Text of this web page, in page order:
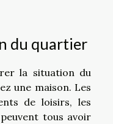
du quartier
la situation du
une maison. Les
de loisirs, les
tous avoir